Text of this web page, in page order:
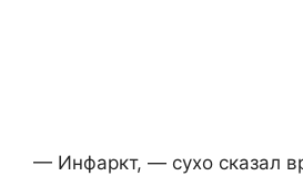
— Инфаркт, — сухо сказал